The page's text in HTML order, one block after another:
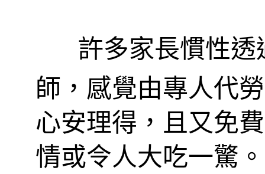
許多家長慣性
師，感覺由專人代
心安理得，且又免
情或令人大吃一驚。